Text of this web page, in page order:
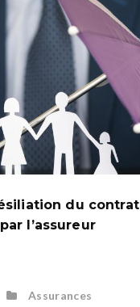
du contrat
l’assureur
Assurances